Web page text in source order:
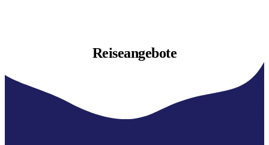
Reiseangebote